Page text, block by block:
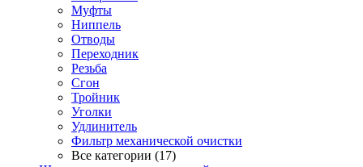
Муфты
Ниппель
Отводы
Переходник
Резьба
Сгон
Тройник
Уголки
Удлинитель
Фильтр механической очистки
Все категории (17)